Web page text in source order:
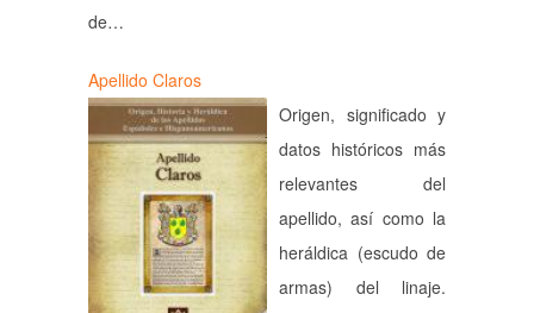
de…
Apellido Claros
Origen, significado y
datos históricos más
relevantes del
apellido, así como la
heráldica (escudo de
armas) del linaje.